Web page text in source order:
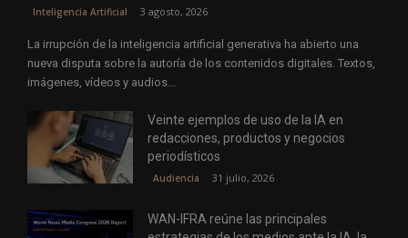
Inteligencia Artificial 3 agosto, 2026
La irrupción de la inteligencia artificial generativa ha abierto una
nueva disputa sobre la autoría de los contenidos digitales. Textos,
imágenes, vídeos y audios...
Veinte ejemplos de uso de la IA en
redacciones, productos y negocios
periodísticos
Audiencia 31 julio, 2026
WAN-IFRA reúne las principales